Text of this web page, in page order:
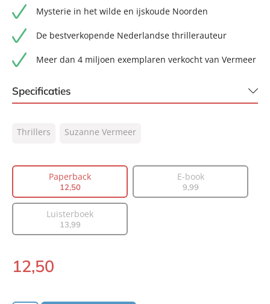
Mysterie in het wilde en ijskoude Noorden
De bestverkopende Nederlandse thrillerauteur
Meer dan 4 miljoen exemplaren verkocht van Vermeer
Specificaties
NUR:
332
Auteur(s):
Suzanne Vermeer
Aantal pagina's:
320
Thrillers Suzanne Vermeer
Paperback
12,50
E-book
9,99
Luisterboek
13,99
Paperback:
12,50